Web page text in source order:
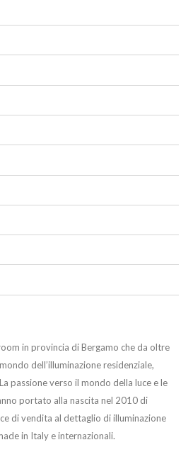
in provincia di Bergamo che da oltre
dell’illuminazione residenziale,
passione verso il mondo della luce e le
portato alla nascita nel 2010 di
di vendita al dettaglio di illuminazione
in Italy e internazionali.